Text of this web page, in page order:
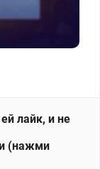
лайк, и не
(нажми